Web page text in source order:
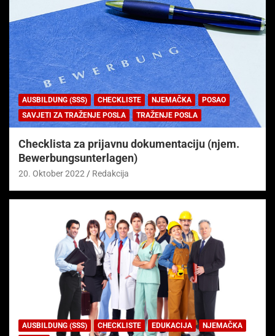
AUSBILDUNG (SSS) CHECKLISTE NJEMAČKA
POSAO
SAVJETI ZA TRAŽENJE POSLA
TRAŽENJE POSLA
Checklista za prijavnu dokumentaciju (njem.
Bewerbungsunterlagen)
20. Oktober 2022 Redakcija
AUSBILDUNG (SSS) CHECKLISTE EDUKACIJA
NJEMAČKA